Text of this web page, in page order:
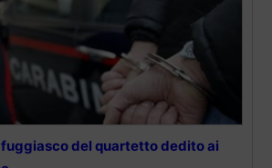
fuggiasco del quartetto dedito ai